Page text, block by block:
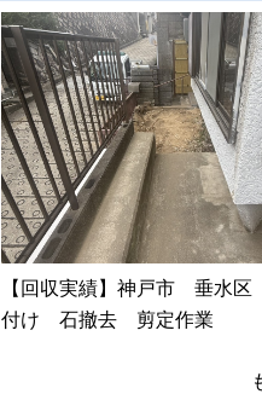
【回収実績】神戸市 垂水
付け 石撤去 剪定作業